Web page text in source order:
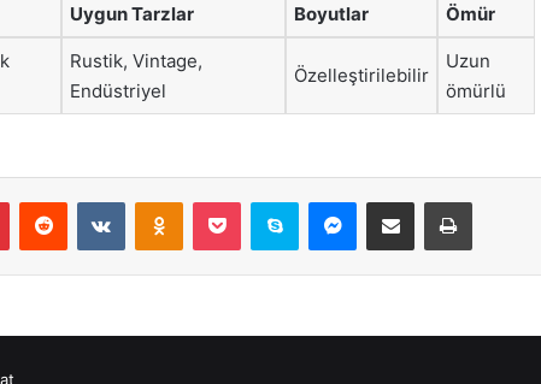
Uygun Tarzlar Boyutlar Ömür
Rustik, Vintage,
Endüstriyel
Özelleştirilebilir
Uzun
ömürlü
PinterestReddit VKontakteOdnoklassniki
Pocket Skype Messenger
E-Posta ile paylaş Yazdır